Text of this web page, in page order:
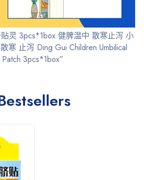
灵 3pcs*1box 健脾温中 散寒止泻 小
寒 止泻 Ding Gui Children Umbilical
Patch 3pcs*1box”